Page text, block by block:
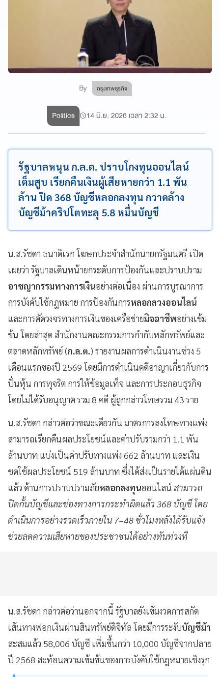
By กรุงเทพธุรกิจ
Politics 14 มิ.ย. 2026 เวลา 2:32 น.
รัฐบาลหนุน ก.ล.ต. ปราบโกงทุนออนไลน์
เต็มสูบ เรียกคืนเงินผู้เสียหายกว่า 1.1 พัน
ล้าน ปิด 368 บัญชีหลอกลงทุน กวาดล้าง
บัญชีม้าคริปโตทะลุ 5.8 หมื่นบัญชี
น.ส.รัชดา ธนาดิเรก โฆษกประจำสำนักนายกรัฐมนตรี เปิด
เผยว่า รัฐบาลเดินหน้ายกระดับการป้องกันและปราบปราม
อาชญากรรมทางการเงินอย่างต่อเนื่อง ผ่านการบูรณาการ
การบังคับใช้กฎหมาย การป้องกันการหลอกลวงออนไลน์
และการตัดวงจรทางการเงินของเครือข่ายมิจฉาชีพอย่างเข้ม
ข้น โดยล่าสุด สำนักงานคณะกรรมการกำกับหลักทรัพย์และ
ตลาดหลักทรัพย์ (ก.ล.ต.) รายงานผลการดำเนินงานช่วง 5
เดือนแรกของปี 2569 โดยมีการดำเนินคดีอาญาเกี่ยวกับการ
ปั่นหุ้น การทุจริต การให้ข้อมูลเท็จ และการประกอบธุรกิจ
โดยไม่ได้รับอนุญาต รวม 8 คดี ผู้ถูกกล่าวโทษรวม 43 ราย
น.ส.รัชดา กล่าวต่อว่าขณะเดียวกัน มาตรการลงโทษทางแพ่ง
สามารถเรียกคืนผลประโยชน์และค่าปรับรวมกว่า 1.1 พัน
ล้านบาท แบ่งเป็นค่าปรับทางแพ่ง 662 ล้านบาท และเงิน
ชดใช้ผลประโยชน์ 519 ล้านบาท ซึ่งได้ส่งเป็นรายได้แผ่นดิน
แล้ว ด้านการปราบปรามภัยหลอกลงทุนออนไลน์ สามารถ
ปิดกั้นบัญชีและช่องทางการกระทำผิดแล้ว 368 บัญชี โดย
ดำเนินการอย่างรวดเร็วภายใน 7–48 ชั่วโมงหลังได้รับแจ้ง
ช่วยลดความเสียหายของประชาชนได้อย่างทันท่วงที
น.ส.รัชดา กล่าวต่อว่านอกจากนี้ รัฐบาลยังเข้มงวดการสกัด
เส้นทางฟอกเงินผ่านสินทรัพย์ดิจิทัล โดยมีการระงับบัญชีม้า
สะสมแล้ว 58,006 บัญชี เพิ่มขึ้นกว่า 10,000 บัญชีจากปลาย
ปี 2568 สะท้อนความเข้มข้นของการบังคับใช้กฎหมายเชิงรุก